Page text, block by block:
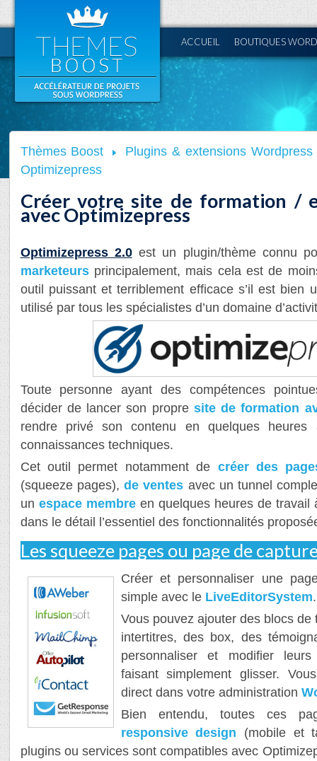
ACCUEIL BOUTIQUES
Thèmes Boost
Plugins & extensions Wordpress
Optimizepress
Créer votre site de formation /
avec Optimizepress
Optimizepress 2.0est un plugin/thème connu
marketeursprincipalement, mais cela est de
outil puissant et terriblement efficace s’il est bien
utilisé par tous les spécialistes d’un domaine
Toute personne ayant des compétences
décider de lancer son propre site de formation
rendre privé son contenu en quelques
connaissances techniques.
Cet outil permet notamment de créer des
(squeeze pages), de ventes avec un tunnel
un espace membreen quelques heures de travail
dans le détail l’essentiel des fonctionnalités
Les squeeze pages ou page de
Créer et personnaliser une
simple avec le LiveEditorSystem.
Vous pouvez ajouter des blocs
intertitres, des box, des
personnaliser et modifier
faisant simplement glisser.
direct dans votre administration
Bien entendu, toutes ces
responsive design (mobile et
plugins ou services sont compatibles avec